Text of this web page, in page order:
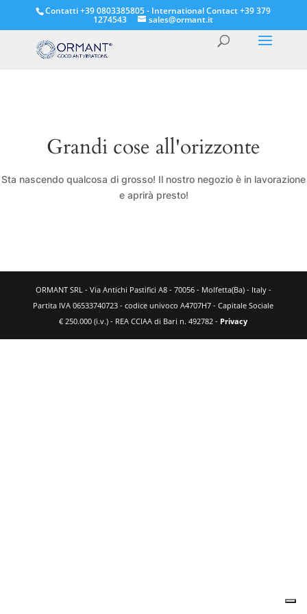
Contatti +39 0803385805 - International Contact +39 379
1274543 sales@ormant.it
Grandi cose all'orizzonte
Sta nascendo qualcosa di grosso! Il nostro negozio è in lavorazione
e aprirà presto!
ORMANT SRL - Via Antichi Pastifici A8 - 70056 - Molfetta(Ba) - Italy -
Partita IVA 06533740723 - codice univoco A4707H7 - Capitale Sociale
€ 250.000 (i.v.) - REA CCIAA di Bari n. 492782 - Privacy